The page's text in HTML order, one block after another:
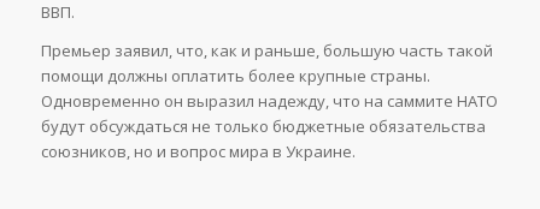
ВВП.
Премьер заявил, что, как и раньше, большую часть такой
помощи должны оплатить более крупные страны.
Одновременно он выразил надежду, что на саммите НАТО
будут обсуждаться не только бюджетные обязательства
союзников, но и вопрос мира в Украине.